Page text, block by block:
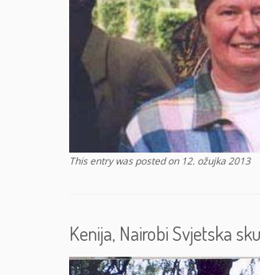
This entry was posted on 12. ožujka 2013
Kenija, Nairobi Svjetska